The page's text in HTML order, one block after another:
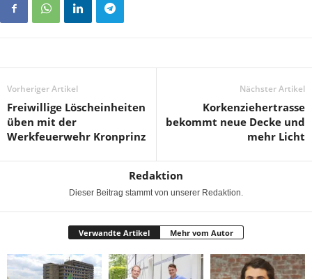
Vorheriger Artikel
Freiwillige Löscheinheiten
üben mit der
Werkfeuerwehr Kronprinz
Nächster Artikel
Korkenziehertrasse
bekommt neue Decke und
mehr Licht
Redaktion
Dieser Beitrag stammt von unserer Redaktion.
Verwandte Artikel Mehr vom Autor